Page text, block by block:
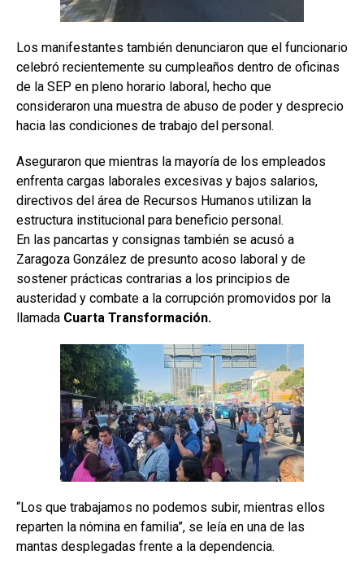
Los manifestantes también denunciaron que el funcionario
celebró recientemente su cumpleaños dentro de oficinas
de la SEP en pleno horario laboral, hecho que
consideraron una muestra de abuso de poder y desprecio
hacia las condiciones de trabajo del personal.
Aseguraron que mientras la mayoría de los empleados
enfrenta cargas laborales excesivas y bajos salarios,
directivos del área de Recursos Humanos utilizan la
estructura institucional para beneficio personal.
En las pancartas y consignas también se acusó a
Zaragoza González de presunto acoso laboral y de
sostener prácticas contrarias a los principios de
austeridad y combate a la corrupción promovidos por la
llamada Cuarta Transformación.
“Los que trabajamos no podemos subir, mientras ellos
reparten la nómina en familia”, se leía en una de las
mantas desplegadas frente a la dependencia.